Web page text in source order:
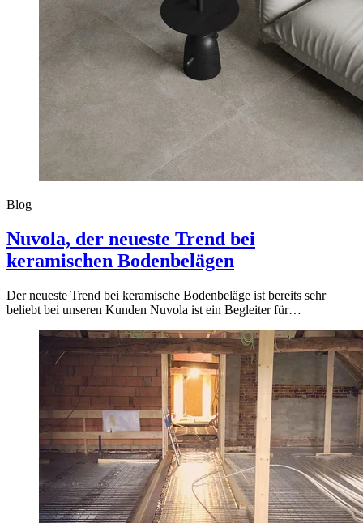
Blog
Nuvola, der neueste Trend bei
keramischen Bodenbelägen
Der neueste Trend bei keramische Bodenbeläge ist bereits sehr
beliebt bei unseren Kunden Nuvola ist ein Begleiter für…